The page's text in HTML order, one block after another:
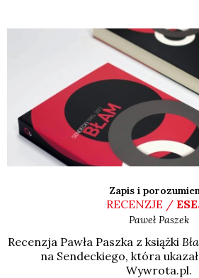
Zapis i
RECENZJE /
Paweł Paszek
Recen­zja Paw­ła Pasz­ka z książ­ki
na Sen­dec­kie­go, któ­ra
Wywrota.pl.